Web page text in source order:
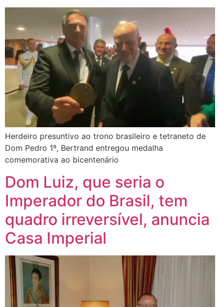
Herdeiro presuntivo ao trono brasileiro e tetraneto de
Dom Pedro 1º, Bertrand entregou medalha
comemorativa ao bicentenário
Dom Luiz, que seria o
Imperador do Brasil, tem
quadro irreversível, anuncia
Casa Imperial